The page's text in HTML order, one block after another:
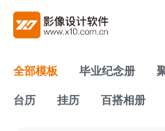
全部模板 毕业纪念册
台历 挂历 百搭相册